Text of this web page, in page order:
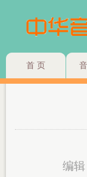
首 页
编辑